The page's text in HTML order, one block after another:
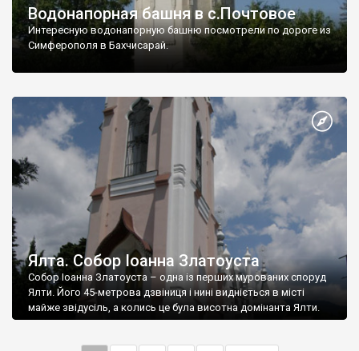
Водонапорная башня в с.Почтовое
Интересную водонапорную башню посмотрели по дороге из
Симферополя в Бахчисарай.
Ялта. Собор Іоанна Златоуста
Собор Іоанна Златоуста – одна із перших мурованих споруд
Ялти. Його 45-метрова дзвіниця і нині видніється в місті
майже звідусіль, а колись це була висотна домінанта Ялти.